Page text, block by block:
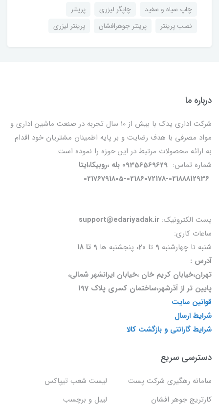
چاپ سیاه و سفید
چاپگر لیزری
پرینتر
نصب پرینتر
پرینتر جوهرافشان پرینتر لیزری
درباره ما
شرکت اداری یدک با بیش از 10 سال تجربه در صنعت ماشین اداری و
مواد مصرفی با هدف رضایت و بر پایه اطمینان مشتریان خود اقدام
به ارائه محصولات مرتبط در این حوزه را نموده است.
شماره تماس: 09356569629 بله ،روبیکا،ایتا
02176791805-02186072178-02188812936
پست الکترونیک:
ساعات کاری:
شنبه تا چهارشنبه 9 تا 20، پنجشنبه ها
آدرس :
تهران،خیابان کریم خان ،خیابان ایرانشهر شمالی،
پایین تر از آذرشهر،ساختمان کسری پلاک 197
قوانین سایت
شرایط ارسال
شرایط گارانتی و بازگشت کالا
دسترسی سریع
سامانه رهگیری شرکت پست
لیست شعب تیپاکس
کارتریج جوهر افشان
لیبل و برچسب